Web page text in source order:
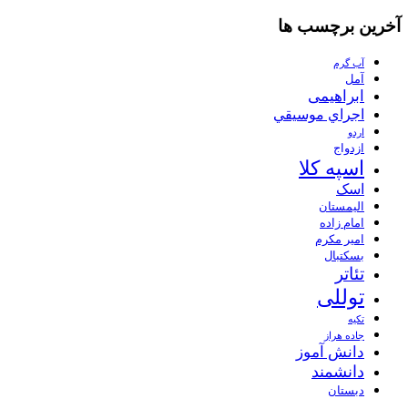
آخرین برچسب ها
آب گرم
آمل
ابراهیمی
اجراي موسيقي
اردو
ازدواج
اسپه کلا
اسک
الیمستان
امام زاده
امیر مکرم
بسکتبال
تئاتر
توللی
تکیه
جاده هراز
دانش آموز
دانشمند
دبستان